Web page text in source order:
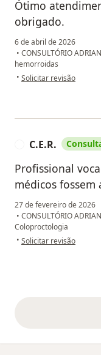
Ótimo
obrigado.
6 de abril de 2026
• CONSULTÓRIO
hemorroidas
• na opinião do utilizador
Solicitar revisão
C.E.R.
Profissional
médicos fossem
27 de fevereiro de 2026
• CONSULTÓRIO
Coloproctologia
• na opinião do utilizador
Solicitar revisão